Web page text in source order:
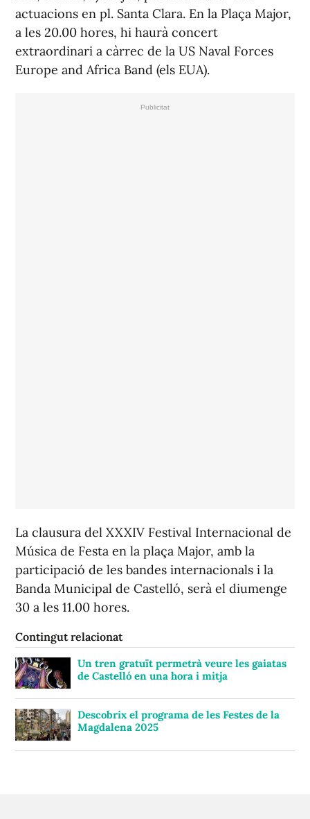
actuacions en pl. Santa Clara. En la Plaça Major,
a les 20.00 hores, hi haurà concert
extraordinari a càrrec de la US Naval Forces
Europe and Africa Band (els EUA).
La clausura del XXXIV Festival Internacional de
Música de Festa en la plaça Major, amb la
participació de les bandes internacionals i la
Banda Municipal de Castelló, serà el diumenge
30 a les 11.00 hores.
Contingut relacionat
Un tren gratuït permetrà veure les gaiatas
de Castelló en una hora i mitja
Descobrix el programa de les Festes de la
Magdalena 2025